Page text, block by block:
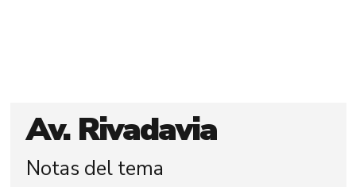
Av. Rivadavia
Notas del tema